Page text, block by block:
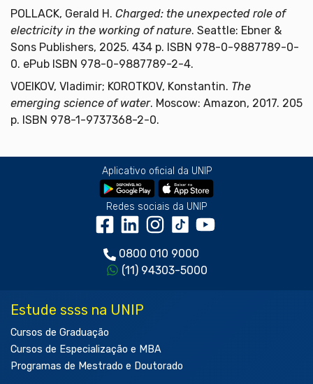
POLLACK, Gerald H. Charged: the unexpected role of
electricity in the working of nature. Seattle: Ebner &
Sons Publishers, 2025. 434 p. ISBN 978-0-9887789-0-
0. ePub ISBN 978-0-9887789-2-4.
VOEIKOV, Vladimir; KOROTKOV, Konstantin. The
emerging science of water. Moscow: Amazon, 2017. 205
p. ISBN 978-1-9737368-2-0.
Aplicativo oficial da UNIP
Redes sociais da UNIP
0800 010 9000
(11) 94303-5000
Estude ssss na UNIP
Cursos de Graduação
Cursos de Especialização e MBA
Programas de Mestrado e Doutorado